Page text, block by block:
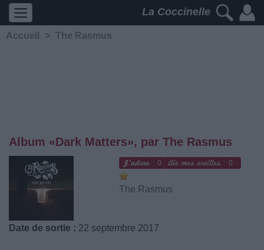
La Coccinelle
Accueil > The Rasmus
Album «Dark Matters», par The Rasmus
0 0
The Rasmus
Date de sortie : 22 septembre 2017